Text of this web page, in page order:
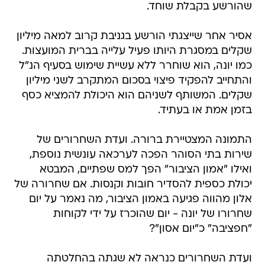
שהורשע בקבלת שוחד.
אסיר אחר שייצגתי הורשע בגניבת קרוב למאה מיליון
שקלים במסגרת היותו פעיל עלייה בברית המועצות.
כמו יונה, הוא שוחרר ללא עשיית שימוש בסעיף הנ"ל
והתחייב להפקיד פיצוי בסכום המתקרב לשני מיליון
שקלים. המשותף לשניהם הוא היכולת להמציא כסף
בזמן אמת או בעתיד.
התמונה המצטיירת ברורה. ועדת השחרורים של
שירות בתי הסוהר הפכה לערכאה עונשית נוספת,
ואילו "אמון הציבור" הפך למס שפתיים, המבטא
יכולת כספית להסדיר חובות וקנסות. אם שחרורה של
אלון מהווה פגיעה באמון הציבור, מה נאמר על יום
שחרורו של יונה - יום שהוכרז על ידי לקוחות
"חפציבה" כ"יום אסון"?
ועדת השחרורים כנראה לא שגתה בהחלטתה